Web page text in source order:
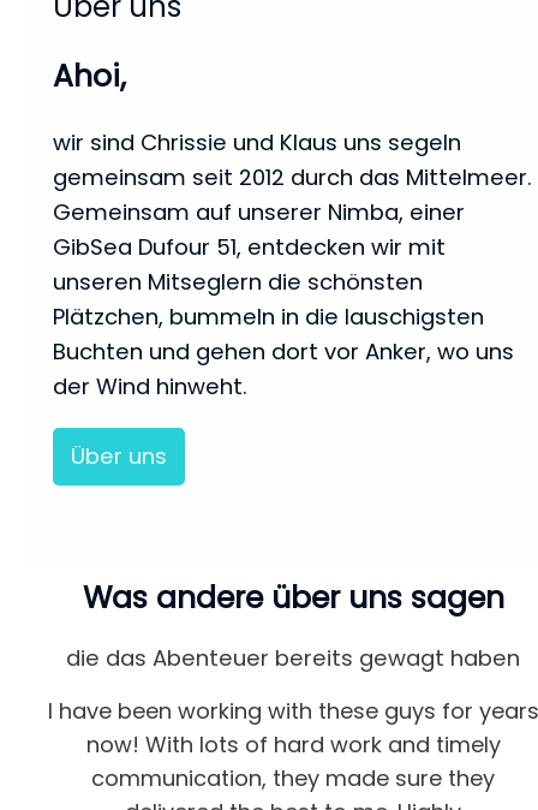
Ahoi,
wir sind Chrissie und Klaus uns segeln
gemeinsam seit 2012 durch das Mittelmeer.
Gemeinsam auf unserer Nimba, einer
GibSea Dufour 51, entdecken wir mit
unseren Mitseglern die schönsten
Plätzchen, bummeln in die lauschigsten
Buchten und gehen dort vor Anker, wo uns
der Wind hinweht.
Über uns
Was andere über uns sagen
die das Abenteuer bereits gewagt haben
I have been working with these guys for years
now! With lots of hard work and timely
communication, they made sure they